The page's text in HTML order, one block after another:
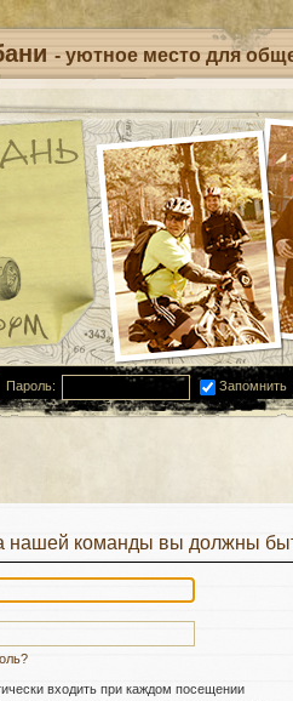
- уютное место для
Пароль: Запомнить
нашей команды вы должны
входить при каждом посещении